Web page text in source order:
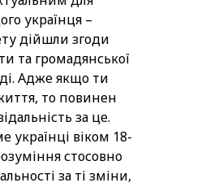
українця –
дійшли згоди
та громадянської
Адже якщо ти
то повинен
за це.
українці віком 18-
стосовно
за ті зміни,